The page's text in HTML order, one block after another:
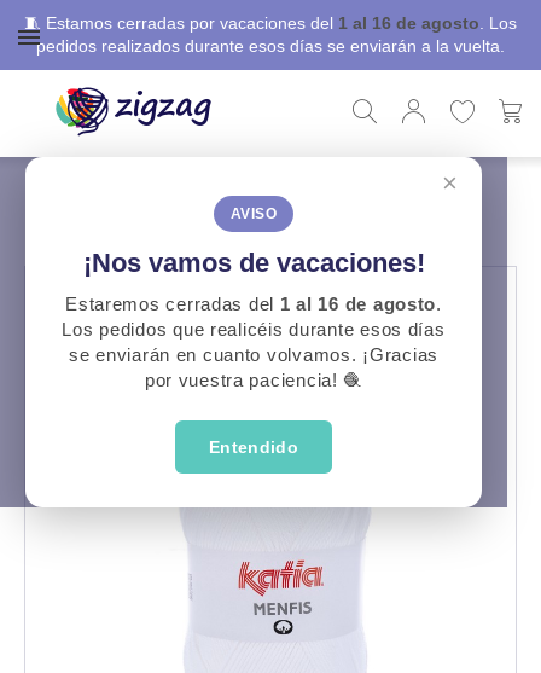
🧵 Estamos cerradas por vacaciones del 1 al 16 de agosto . Los
pedidos realizados durante esos días se enviarán a la vuelta.
×
AVISO
¡Nos vamos de vacaciones!
Estaremos cerradas del 1 al 16 de agosto.
Los pedidos que realicéis durante esos días
se enviarán en cuanto volvamos. ¡Gracias
por vuestra paciencia! 🧶
Entendido
MENFIS